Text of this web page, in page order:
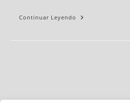
Continuar Leyendo